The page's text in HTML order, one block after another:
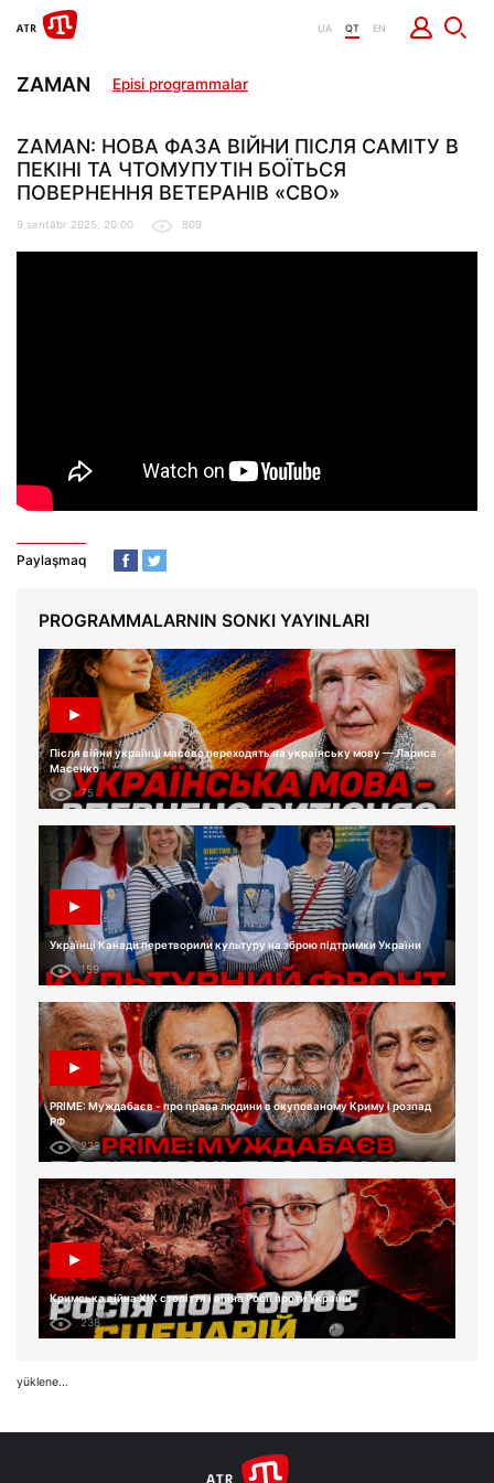
UA QT EN
ZAMAN Episi programmalar
ZAMAN: НОВА ФАЗА ВІЙНИ ПІСЛЯ САМІТУ В
ПЕКІНІ ТА ЧТОМУПУТІН БОЇТЬСЯ
ПОВЕРНЕННЯ ВЕТЕРАНІВ «СВО»
9 sentâbr 2025, 20:00 809
Paylaşmaq
PROGRAMMALARNIN SONKI YAYINLARI
Після війни українці масово переходять на українську мову — Лариса
Масенко
75
Українці Канади перетворили культуру на зброю підтримки України
159
PRIME: Муждабаєв - про права людини в окупованому Криму і розпад
РФ
233
Кримська війна XIX століття і війна Росії проти України
238
yüklene...